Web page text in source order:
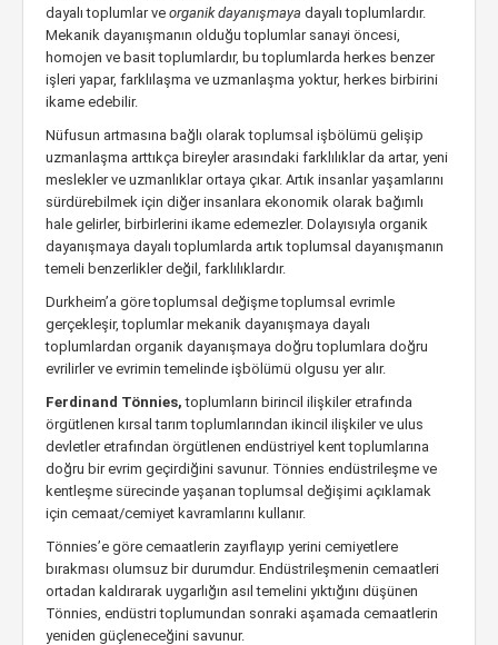
dayalı toplumlar ve organik dayanışmaya dayalı toplumlardır.
Mekanik dayanışmanın olduğu toplumlar sanayi öncesi,
homojen ve basit toplumlardır, bu toplumlarda herkes benzer
işleri yapar, farklılaşma ve uzmanlaşma yoktur, herkes birbirini
ikame edebilir.
Nüfusun artmasına bağlı olarak toplumsal işbölümü gelişip
uzmanlaşma arttıkça bireyler arasındaki farklılıklar da artar, yeni
meslekler ve uzmanlıklar ortaya çıkar. Artık insanlar yaşamlarını
sürdürebilmek için diğer insanlara ekonomik olarak bağımlı
hale gelirler, birbirlerini ikame edemezler. Dolayısıyla organik
dayanışmaya dayalı toplumlarda artık toplumsal dayanışmanın
temeli benzerlikler değil, farklılıklardır.
Durkheim’a göre toplumsal değişme toplumsal evrimle
gerçekleşir, toplumlar mekanik dayanışmaya dayalı
toplumlardan organik dayanışmaya doğru toplumlara doğru
evrilirler ve evrimin temelinde işbölümü olgusu yer alır.
Ferdinand Tönnies,toplumların birincil ilişkiler etrafında
örgütlenen kırsal tarım toplumlarından ikincil ilişkiler ve ulus
devletler etrafından örgütlenen endüstriyel kent toplumlarına
doğru bir evrim geçirdiğini savunur. Tönnies endüstrileşme ve
kentleşme sürecinde yaşanan toplumsal değişimi açıklamak
için cemaat/cemiyet kavramlarını kullanır.
Tönnies’e göre cemaatlerin zayıflayıp yerini cemiyetlere
bırakması olumsuz bir durumdur. Endüstrileşmenin cemaatleri
ortadan kaldırarak uygarlığın asıl temelini yıktığını düşünen
Tönnies, endüstri toplumundan sonraki aşamada cemaatlerin
yeniden güçleneceğini savunur.